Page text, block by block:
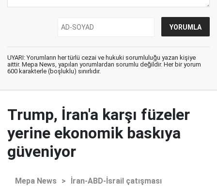
UYARI: Yorumların her türlü cezai ve hukuki sorumluluğu yazan kişiye
aittir. Mepa News, yapılan yorumlardan sorumlu değildir. Her bir yorum
600 karakterle (boşluklu) sınırlıdır.
Trump, İran'a karşı füzeler
yerine ekonomik baskıya
güveniyor
Mepa News > İran-ABD-İsrail çatışması